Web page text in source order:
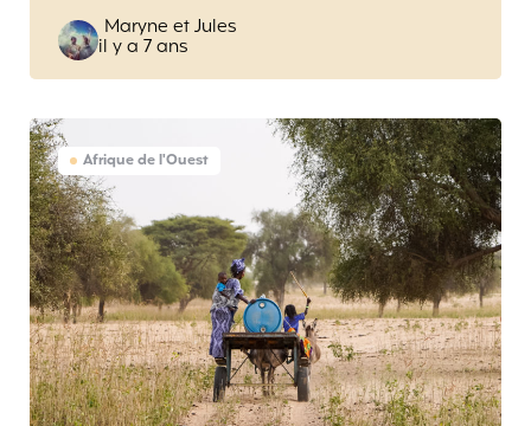
Posted
by
Maryne et Jules
il y a 7 ans
Afrique de l'Ouest